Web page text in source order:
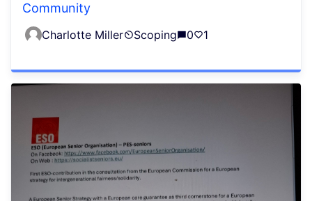
Community
Charlotte Miller Scoping 0 1